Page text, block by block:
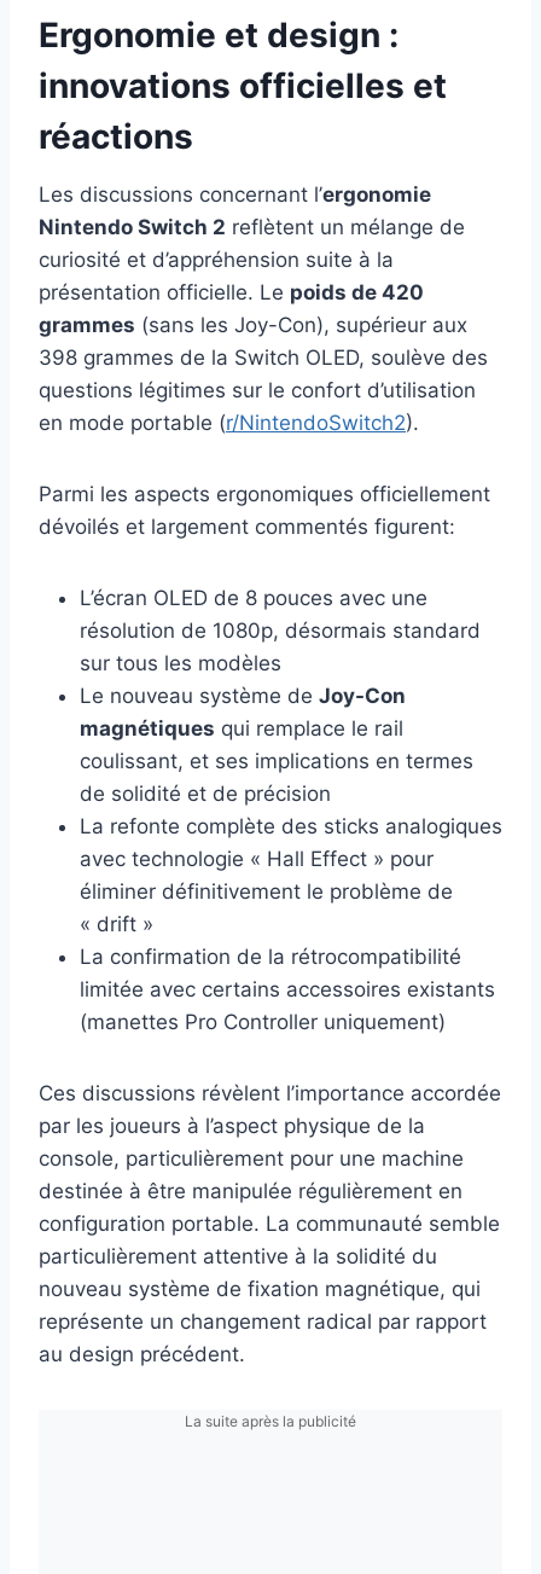
Ergonomie et design :
innovations officielles et
réactions
Les discussions concernant l’ergonomie
Nintendo Switch 2 reflètent un mélange de
curiosité et d’appréhension suite à la
présentation officielle. Le poids de 420
grammes (sans les Joy-Con), supérieur aux
398 grammes de la Switch OLED, soulève des
questions légitimes sur le confort d’utilisation
en mode portable (r/NintendoSwitch2).
Parmi les aspects ergonomiques officiellement
dévoilés et largement commentés figurent:
L’écran OLED de 8 pouces avec une
résolution de 1080p, désormais standard
sur tous les modèles
Le nouveau système de Joy-Con
magnétiques qui remplace le rail
coulissant, et ses implications en termes
de solidité et de précision
La refonte complète des sticks analogiques
avec technologie « Hall Effect » pour
éliminer définitivement le problème de
« drift »
La confirmation de la rétrocompatibilité
limitée avec certains accessoires existants
(manettes Pro Controller uniquement)
Ces discussions révèlent l’importance accordée
par les joueurs à l’aspect physique de la
console, particulièrement pour une machine
destinée à être manipulée régulièrement en
configuration portable. La communauté semble
particulièrement attentive à la solidité du
nouveau système de fixation magnétique, qui
représente un changement radical par rapport
au design précédent.
La suite après la publicité